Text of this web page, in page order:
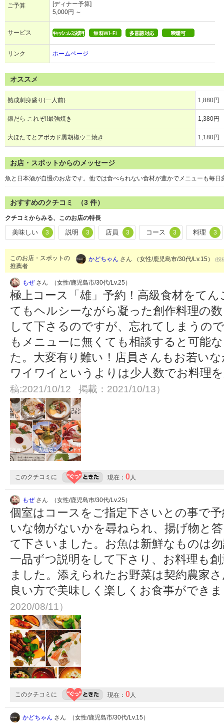
ご予算
[ディナー予算]
5,000円 ～
サービス
リンク ホームページ
オススメ
熟成刺身盛り(一人前) 1,880円
銀だら これぞ!!最強焼き 1,380円
大ほたてとアボカド黒胡椒ウニ焼き 1,180円
お店・スポットからのメッセージ
魚と日本酒が自慢のお店です。他では食べられない食材が豊かでメニューも毎
おすすめのクチコミ （3 件）
クチコミからみる、このお店の特長
美味しい 3 説明 3 店員 3 コース 3 料理 3
このお店・スポットの
推薦者
かどちゃん さん （女性/鹿児島市/30代/Lv.15） (投
もぜさん （女性/鹿児島市/30代/Lv.25）
極上コース「雄」予約！高級食材をて
てもヘルシーながら凝った創作料理の
して下さるのですが、忘れてしまうの
もメニューに無くても相談すると可能
た。大変有り難い！店員さんもお若い
ワイワイというよりは少人数でお料理
稿:2021/10/12 掲載：2021/10/13）
このクチコミに 現在： 0 人
もぜさん （女性/鹿児島市/30代/Lv.25）
個室はコースをご指定下さいとの事で
いな物がないかを尋ねられ、揚げ物と
て下さいました。お魚は新鮮なものは
一品ずつ説明をして下さり、お料理も
ました。添えられたお野菜は契約農家
良い方で美味しく楽しくお食事ができ
2020/08/11）
このクチコミに 現在： 0 人
かどちゃん さん （女性/鹿児島市/30代/Lv.15）